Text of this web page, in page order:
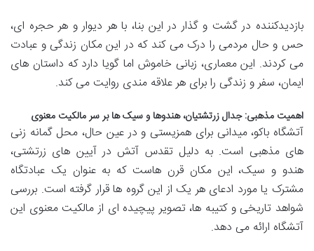
بازدیدکننده در گشت و گذار در این بنا، با هر دیوار و هر حجره ای،
حس و حال مردمی را درک می کند که در این مکان زندگی و عبادت
می کردند. این معماری، زبانی خاموش اما گویا دارد که داستان های
ایمان، سفر و زندگی را برای هر علاقه مندی روایت می کند.
اهمیت مذهبی: جدال زرتشتیان، هندوها و سیک ها بر سر مالکیت معنوی
آتشگاه باکو، میدانی برای همزیستی و در عین حال، محل گمانه زنی
های مذهبی است. به دلیل تقدس آتش در آیین های زرتشتی،
هندو و سیک، این مکان قرن هاست که به عنوان یک عبادتگاه
مشترک یا مورد ادعای هر یک از این گروه ها قرار گرفته است. بررسی
شواهد تاریخی و کتیبه ها، تصویر پیچیده ای از مالکیت معنوی این
آتشگاه ارائه می دهد.